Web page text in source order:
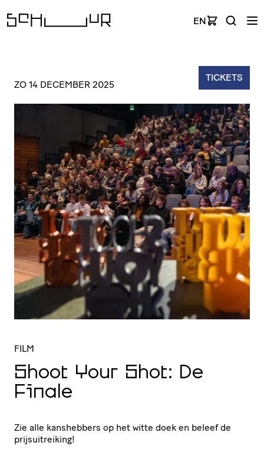
EN
TICKETS
ZO 14 DECEMBER 2025
FILM
Shoot Your Shot: De
Finale
Zie alle kanshebbers op het witte doek en beleef de
prijsuitreiking!